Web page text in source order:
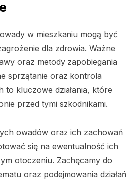
w mieszkaniu mogą być
dla zdrowia. Ważne
oraz metody zapobiegania
sprzątanie oraz kontrola
to kluczowe działania, które
przed tymi szkodnikami.
owadów oraz ich zachowań
się na ewentualność ich
otoczeniu. Zachęcamy do
oraz podejmowania działań